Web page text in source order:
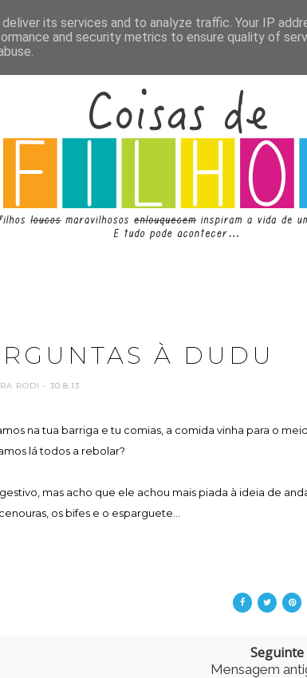
À DUDU
RODI - 30.8.13
na tua barriga e tu comias, a comida vinha para o
lá todos a rebolar?
mas acho que ele achou mais piada à ideia de
os bifes e o esparguete...
Mensagem
its services and to analyze traffic. Your IP
and security metrics to ensure quality of